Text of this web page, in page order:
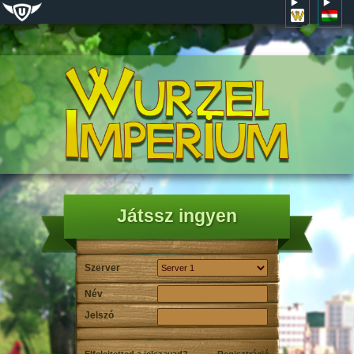
Játssz ingyen
Szerver
Név
Jelszó